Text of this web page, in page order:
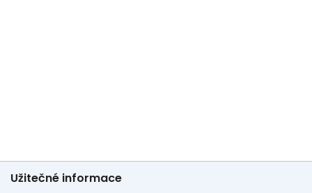
Užitečné informace